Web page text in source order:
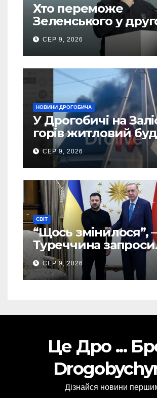
Хто переможе
Зеленського у
турі виборів
України – новий
SOCIS
СЕР 9, 2026
НОВИНИ ДРОГОБИЧА
У Дрогобичі на
горів житловий
(Відео)
СЕР 9, 2026
СВІТ
“Щось змінилося”, –
Туреччина
США дозвіл
Україні ATACMS та
СЕР 9, 2026
Це Дро ...
Дізнайся новини